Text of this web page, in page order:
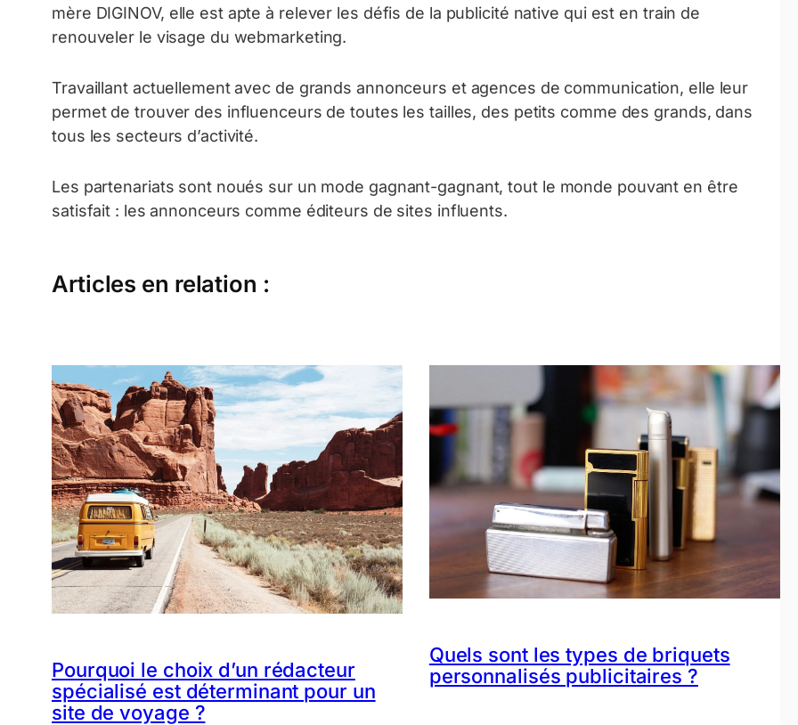
mère DIGINOV, elle est apte à relever les défis de la publicité native qui est en train de
renouveler le visage du webmarketing.
Travaillant actuellement avec de grands annonceurs et agences de communication, elle leur
permet de trouver des influenceurs de toutes les tailles, des petits comme des grands, dans
tous les secteurs d’activité.
Les partenariats sont noués sur un mode gagnant-gagnant, tout le monde pouvant en être
satisfait : les annonceurs comme éditeurs de sites influents.
Articles en relation :
Pourquoi le choix d’un rédacteur
spécialisé est déterminant pour un
site de voyage ?
Quels sont les types de briquets
personnalisés publicitaires ?